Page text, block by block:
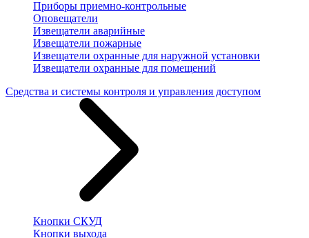
Приборы приемно-контрольные
Оповещатели
Извещатели аварийные
Извещатели пожарные
Извещатели охранные для наружной установки
Извещатели охранные для помещений
Средства и системы контроля и управления доступом
Кнопки СКУД
Кнопки выхода